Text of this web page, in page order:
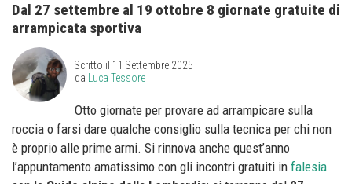
Dal 27 settembre al 19 ottobre 8 giornate gratuite di
arrampicata sportiva
Scritto il 11 Settembre 2025
da Luca Tessore
Otto giornate per provare ad arrampicare sulla
roccia o farsi dare qualche consiglio sulla tecnica per chi non
è proprio alle prime armi. Si rinnova anche quest’anno
l’appuntamento amatissimo con gli incontri gratuiti in falesia